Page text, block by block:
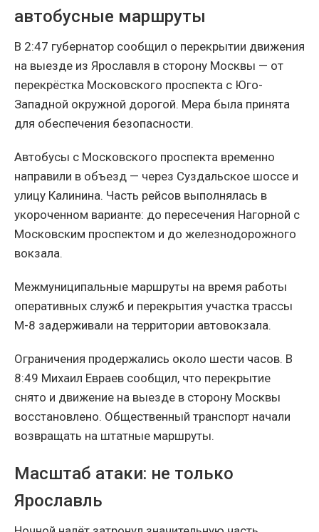
автобусные маршруты
В 2:47 губернатор сообщил о перекрытии движения
на выезде из Ярославля в сторону Москвы — от
перекрёстка Московского проспекта с Юго-
Западной окружной дорогой. Мера была принята
для обеспечения безопасности.
Автобусы с Московского проспекта временно
направили в объезд — через Суздальское шоссе и
улицу Калинина. Часть рейсов выполнялась в
укороченном варианте: до пересечения Нагорной с
Московским проспектом и до железнодорожного
вокзала.
Межмуниципальные маршруты на время работы
оперативных служб и перекрытия участка трассы
М-8 задерживали на территории автовокзала.
Ограничения продержались около шести часов. В
8:49 Михаил Евраев сообщил, что перекрытие
снято и движение на выезде в сторону Москвы
восстановлено. Общественный транспорт начали
возвращать на штатные маршруты.
Масштаб атаки: не только
Ярославль